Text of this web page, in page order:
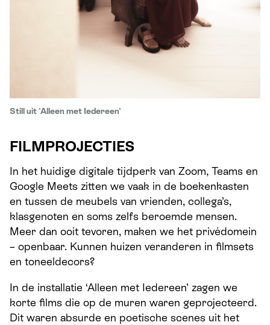
Still uit 'Alleen met Iedereen'
FILMPROJECTIES
In het huidige digitale tijdperk van Zoom, Teams en
Google Meets zitten we vaak in de boekenkasten
en tussen de meubels van vrienden, collega’s,
klasgenoten en soms zelfs beroemde mensen.
Meer dan ooit tevoren, maken we het privédomein
– openbaar. Kunnen huizen veranderen in filmsets
en toneeldecors?
In de installatie ‘Alleen met Iedereen’ zagen we
korte films die op de muren waren geprojecteerd.
Dit waren absurde en poetische scenes uit het